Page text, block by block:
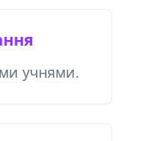
учнями.